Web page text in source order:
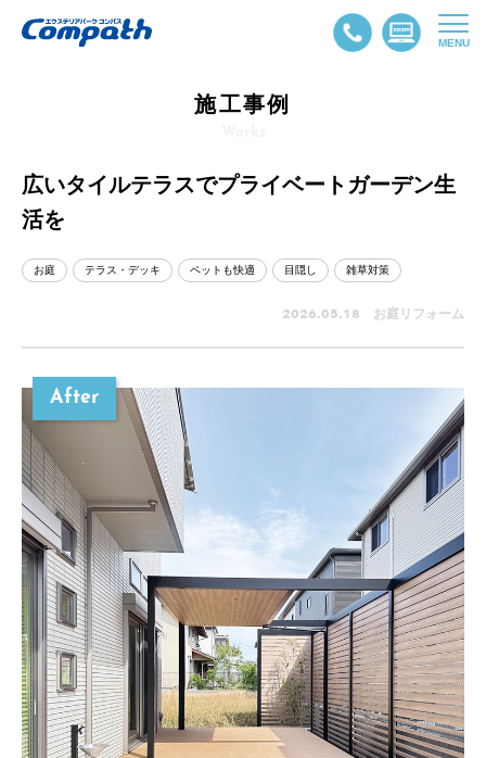
MENU
施工事例
広いタイルテラスでプライベートガーデン生
活を
お庭 テラス・デッキ ペットも快適 目隠し 雑草対策
2026.05.18 お庭リフォーム
After